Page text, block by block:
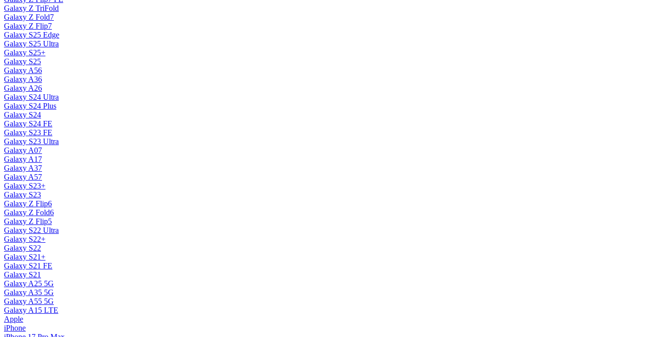
Galaxy Z TriFold
Galaxy Z Fold7
Galaxy Z Flip7
Galaxy S25 Edge
Galaxy S25 Ultra
Galaxy S25+
Galaxy S25
Galaxy A56
Galaxy A36
Galaxy A26
Galaxy S24 Ultra
Galaxy S24 Plus
Galaxy S24
Galaxy S24 FE
Galaxy S23 FE
Galaxy S23 Ultra
Galaxy A07
Galaxy A17
Galaxy A37
Galaxy A57
Galaxy S23+
Galaxy S23
Galaxy Z Flip6
Galaxy Z Fold6
Galaxy Z Flip5
Galaxy S22 Ultra
Galaxy S22+
Galaxy S22
Galaxy S21+
Galaxy S21 FE
Galaxy S21
Galaxy A25 5G
Galaxy A35 5G
Galaxy A55 5G
Galaxy A15 LTE
Apple
iPhone